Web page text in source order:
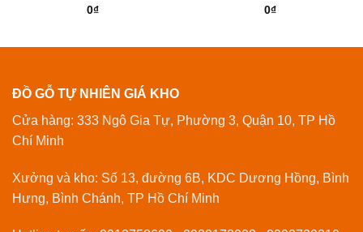
0₫ 0₫
ĐỒ GỖ TỰ NHIÊN GIÁ KHO
Cửa hàng: 333 Ngô Gia Tự, Phường 3, Quận 10, TP Hồ
Chí Minh
Xưởng và kho: Số 13, đường 6B, KDC Dương Hồng, Bình
Hưng, Bình Chánh, TP Hồ Chí Minh